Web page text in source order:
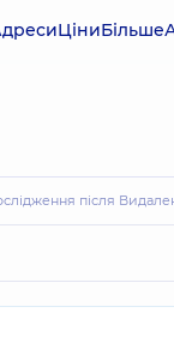
ЦіниБільше
після